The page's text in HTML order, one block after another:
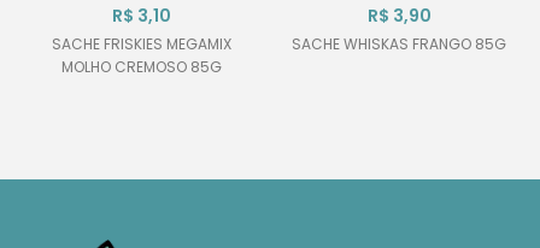
R$ 3,10
SACHE FRISKIES MEGAMIX
MOLHO CREMOSO 85G
R$ 3,90
SACHE WHISKAS FRANGO 85G